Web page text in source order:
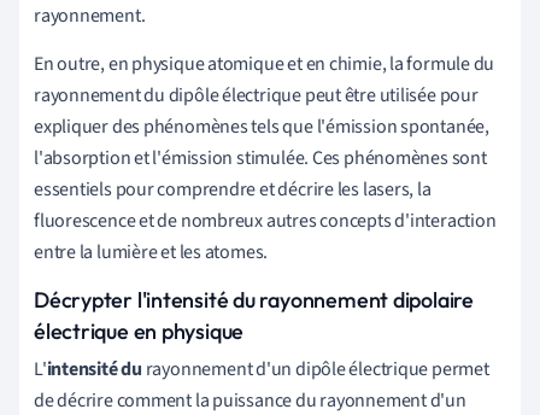
rayonnement.
En outre, en physique atomique et en chimie, la formule du
rayonnement du dipôle électrique peut être utilisée pour
expliquer des phénomènes tels que l'émission spontanée,
l'absorption et l'émission stimulée. Ces phénomènes sont
essentiels pour comprendre et décrire les lasers, la
fluorescence et de nombreux autres concepts d'interaction
entre la lumière et les atomes.
Décrypter l'intensité du rayonnement dipolaire
électrique en physique
L'intensité du rayonnement d'un dipôle électrique permet
de décrire comment la puissance du rayonnement d'un